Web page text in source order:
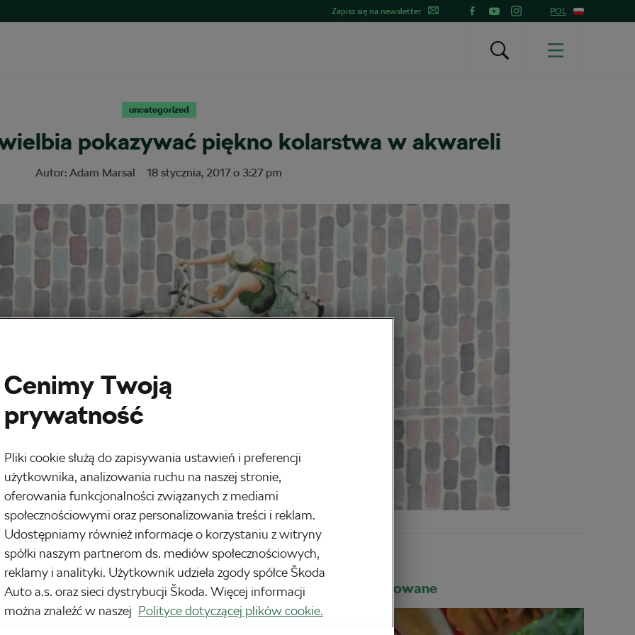
Zapisz się na newsletter POL
uncategorized
pokazywać piękno kolarstwa w akwareli
Autor: Adam Marsal 18 stycznia, 2017 o 3:27 pm
gawędziarz, który postanowił przeprowadzić się z
Instytutu Wzornictwa w Ahmadabadzie
o rowerze) jeszcze w dzieciństwie. W Indiach
i kiedy Allen przyjechał do Europy, był
Rekomendowane
Cenimy Twoją
prywatność
Pliki cookie służą do zapisywania ustawień i preferencji
użytkownika, analizowania ruchu na naszej stronie,
oferowania funkcjonalności związanych z mediami
społecznościowymi oraz personalizowania treści i reklam.
Udostępniamy również informacje o korzystaniu z witryny
spółki naszym partnerom ds. mediów społecznościowych,
reklamy i analityki. Użytkownik udziela zgody spółce Škoda
Auto a.s. oraz sieci dystrybucji Škoda. Więcej informacji
można znaleźć w naszej Polityce dotyczącej plików cookie.